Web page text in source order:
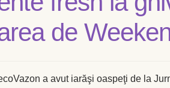
de
a avut iarăşi oaspeţi de la